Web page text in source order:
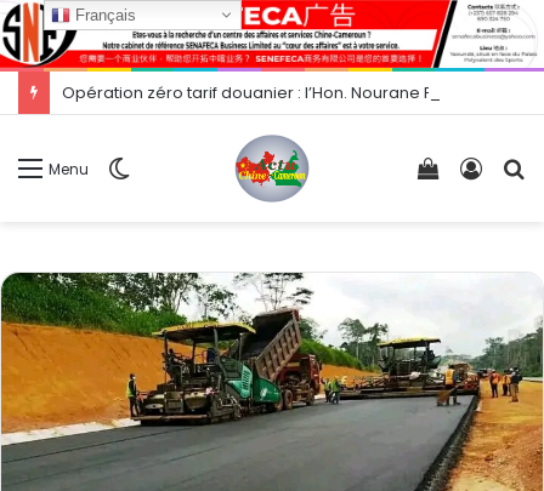
Menu
Voir
Français